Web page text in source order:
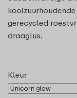
gerecycled
draaglus.
Kleur